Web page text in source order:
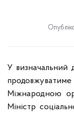
У визначальний
Міжнародною
Міністр